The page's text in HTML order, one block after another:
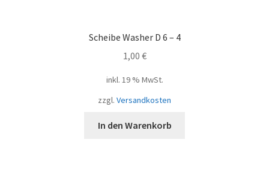
Scheibe Washer D 6 – 4
1,00 €
inkl. 19 % MwSt.
zzgl. Versandkosten
In den Warenkorb